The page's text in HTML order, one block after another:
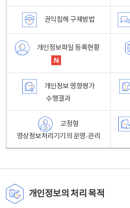
권익침해 구제방법
개인정보파일 등록현황
개인정보 영향평가
수행결과
고정형
영상정보처리기기의 운영·관리
개인정보의 처리 목적